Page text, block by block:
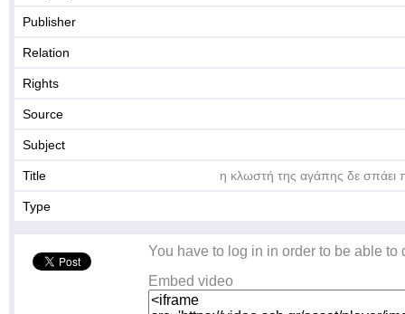
Publisher
Relation
Rights
Source
Subject
Title η κλωστή της αγάπης δε σπάει
Type
You have to log in in order to be able to
Embed video